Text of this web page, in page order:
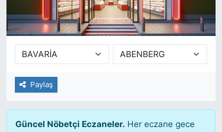
Paylaş
Güncel Nöbetçi Eczaneler. Her eczane gece
SİYASET
SAĞLIK